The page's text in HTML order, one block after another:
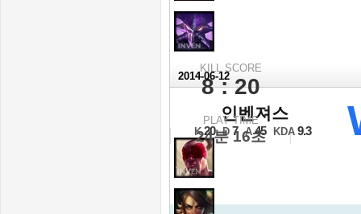
KILL SCORE
8 : 20
PLAY TIME
24분 16초
2014-06-12
16강 A조 2경기 1세트
인벤져스
K 20 D 7 A 45 KDA 9.3